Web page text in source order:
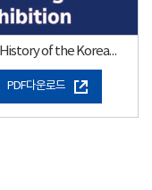
The History of the Korean Independence Movement Through Photos
PDF다운로드